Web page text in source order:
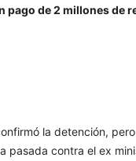
pago de 2 millones de
la detención,
pasada contra el ex